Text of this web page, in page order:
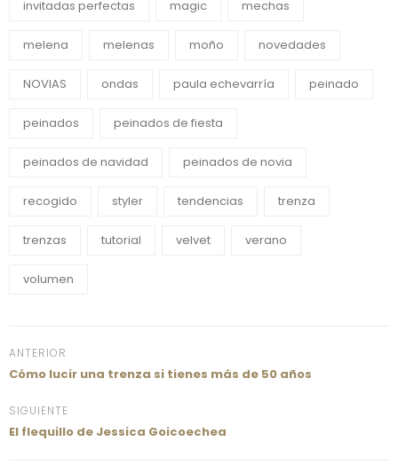
invitadas perfectas magic mechas
melena melenas moño novedades
NOVIAS ondas paula echevarría peinado
peinados peinados de fiesta
peinados de navidad peinados de novia
recogido styler tendencias trenza
trenzas tutorial velvet verano
volumen
ANTERIOR
Cómo lucir una trenza si tienes más de 50 años
SIGUIENTE
El flequillo de Jessica Goicoechea